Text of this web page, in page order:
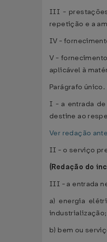
III - prestações
repetição e a
IV -
V -
aplicável à
Parágrafo
I - a entrada
destine ao
Ver redação
II - o serviço
(Redação do
III - a entrada
a) energia
industrialização;
b) bem ou